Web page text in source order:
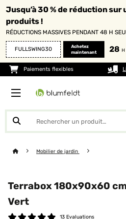
Jusqu’à 30 % de réduction sur
produits !
RÉDUCTIONS MASSIVES PENDANT 48 H
FULLSWING30
Achetez
maintenant
28 H
Paiements flexibles
Mobilier de jardin
Terrabox 180x90x60
Vert
13 Evaluations